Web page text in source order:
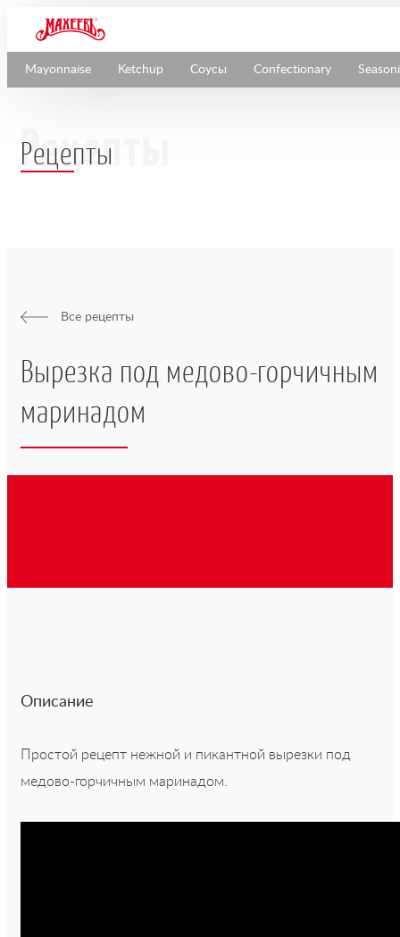
Mayonnaise Ketchup Соусы Confectionary
Рецепты
Все рецепты
Вырезка под медово-горчичным
маринадом
Описание
Простой рецепт нежной и пикантной вырезки под
медово-горчичным маринадом.